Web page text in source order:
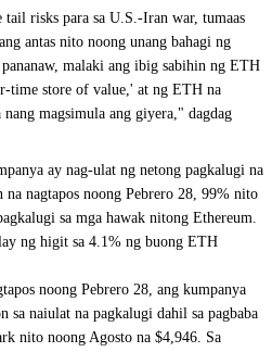
tail risks para sa U.S.-Iran war, tumaas
antas nito noong unang bahagi ng
malaki ang ibig sabihin ng ETH
time store of value,' at ng ETH na
magsimula ang giyera," dagdag
ay nag-ulat ng netong pagkalugi na
na nagtapos noong Pebrero 28, 99% nito
sa mga hawak nitong Ethereum.
ng higit sa 4.1% ng buong ETH
noong Pebrero 28, ang kumpanya
sa naiulat na pagkalugi dahil sa pagbaba
nito noong Agosto na $4,946. Sa